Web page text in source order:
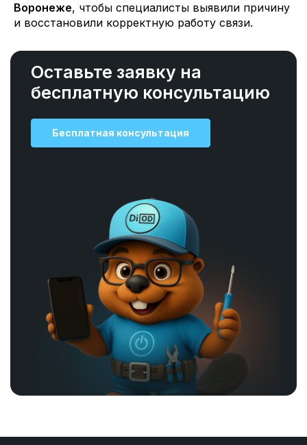
Воронеже, чтобы специалисты выявили причину
и восстановили корректную работу связи.
Оставьте заявку на
бесплатную консультацию
Бесплатная консультация